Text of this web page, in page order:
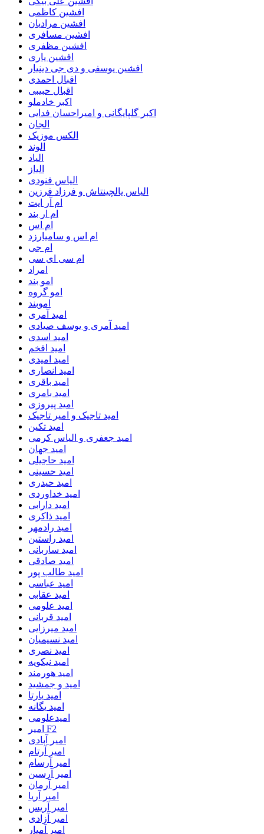
افشین کاظمی
افشین مرادیان
افشین مسافری
افشین مظفری
افشین یاری
افشین یوسفی و دی جی دینیار
اقبال احمدی
اقبال حبیبی
اکبر خادملو
اکبر گلپایگانی و امیراحسان فدایی
الجان
الکس موزیک
الوند
الیاد
الیاز
الیاس فنودی
الیاس یالچینتاش و فرزاد فرزین
ام آر ایت
ام‌ ار بند
ام اس
ام اس و سامیارزد
ام جی
ام سی ای سی
امراد
امو بند
امو گروه
اموبند
امید آمری
امید آمری و یوسف صیادی
امید اسدی
امید افخم
امید امیدی
امید انصاری
امید باقری
امید بامری
امید پیروزی
امید تاجیک و امیر تاجیک
امید تکین
امید جعفری و الیاس کرمی
امید جهان
امید حاجیلی
امید حسینی
امید حیدری
امید خداوردی
امید دارابی
امید ذاکری
امید رادمهر
امید راستین
امید ساربانی
امید صادقی
امید طالب پور
امید عباسی
امید عقابی
امید علومی
امید قربانی
امید میرزایی
امید نسیمیان
امید نصری
امید نیکویه
امید هورمند
امید و جمشید
امید یارتا
امید یگانه
امیدعلومی
امیر F2
امیر آبادی
امیر آرتام
امیر آرسام
امیر آرسین
امیر آرمان
امیر آریا
امیر آریس
امیر آزادی
امیر آمیار